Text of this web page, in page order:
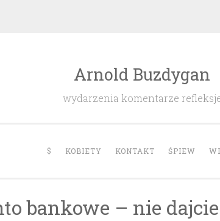
Arnold Buzdygan
wydarzenia komentarze
$ KOBIETY KONTAKT ŚPIEW
bankowe – nie